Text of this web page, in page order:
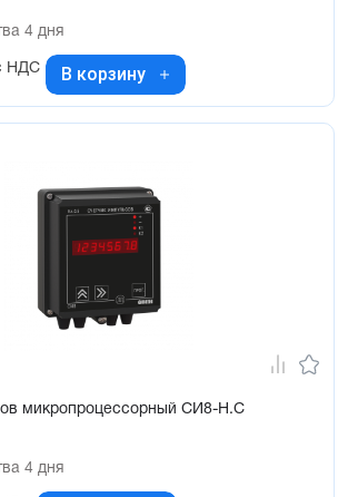
4 дня
НДС В корзину
микропроцессорный СИ8-Н.С
4 дня